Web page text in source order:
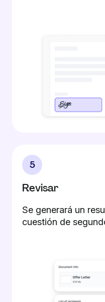
5
Revisar
Se generará un
cuestión de